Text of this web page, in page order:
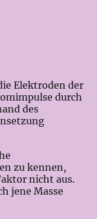
Elektroden der
durch
des
zu kennen,
nicht aus.
jene Masse